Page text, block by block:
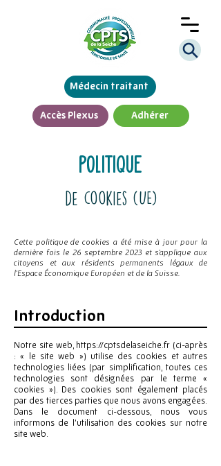
Adhérer
Accès Plexus
Médecin traitant
politique
de cookies (UE)
Cette politique de cookies a été mise à jour pour la
dernière fois le 26 septembre 2023 et s’applique aux
citoyens et aux résidents permanents légaux de
l’Espace Économique Européen et de la Suisse.
Introduction
Notre site web, https://cptsdelaseiche.fr (ci-après
: « le site web ») utilise des cookies et autres
technologies liées (par simplification, toutes ces
technologies sont désignées par le terme «
cookies »). Des cookies sont également placés
par des tierces parties que nous avons engagées.
Dans le document ci-dessous, nous vous
informons de l’utilisation des cookies sur notre
site web.